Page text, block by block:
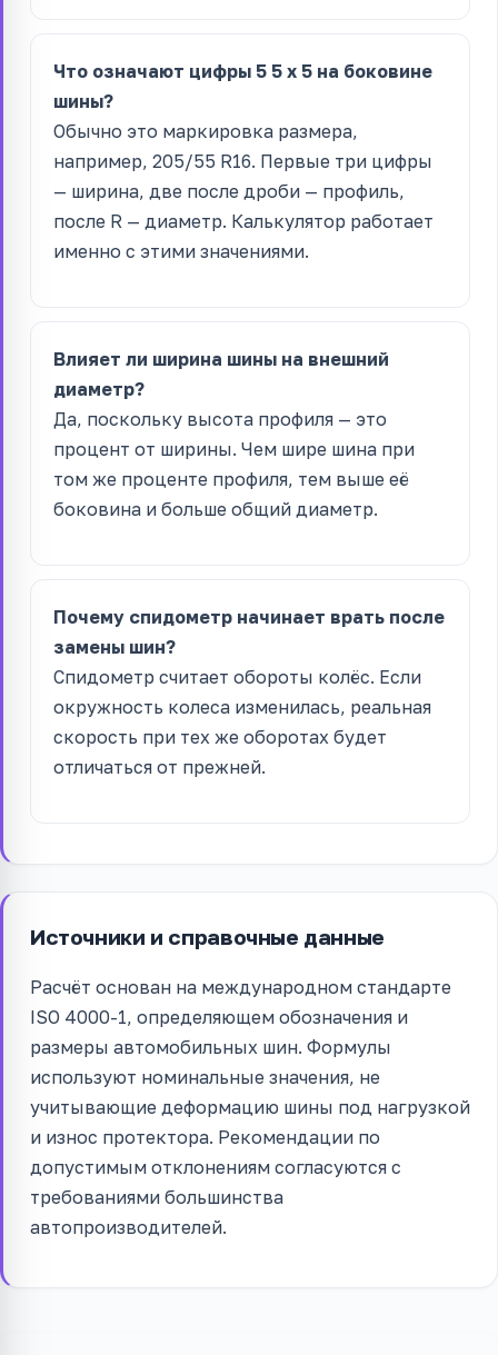
Что означают цифры 5 5 x 5 на боковине
шины?
Обычно это маркировка размера,
например, 205/55 R16. Первые три цифры
— ширина, две после дроби — профиль,
после R — диаметр. Калькулятор работает
именно с этими значениями.
Влияет ли ширина шины на внешний
диаметр?
Да, поскольку высота профиля — это
процент от ширины. Чем шире шина при
том же проценте профиля, тем выше её
боковина и больше общий диаметр.
Почему спидометр начинает врать после
замены шин?
Спидометр считает обороты колёс. Если
окружность колеса изменилась, реальная
скорость при тех же оборотах будет
отличаться от прежней.
Источники и справочные данные
Расчёт основан на международном стандарте
ISO 4000-1, определяющем обозначения и
размеры автомобильных шин. Формулы
используют номинальные значения, не
учитывающие деформацию шины под нагрузкой
и износ протектора. Рекомендации по
допустимым отклонениям согласуются с
требованиями большинства
автопроизводителей.